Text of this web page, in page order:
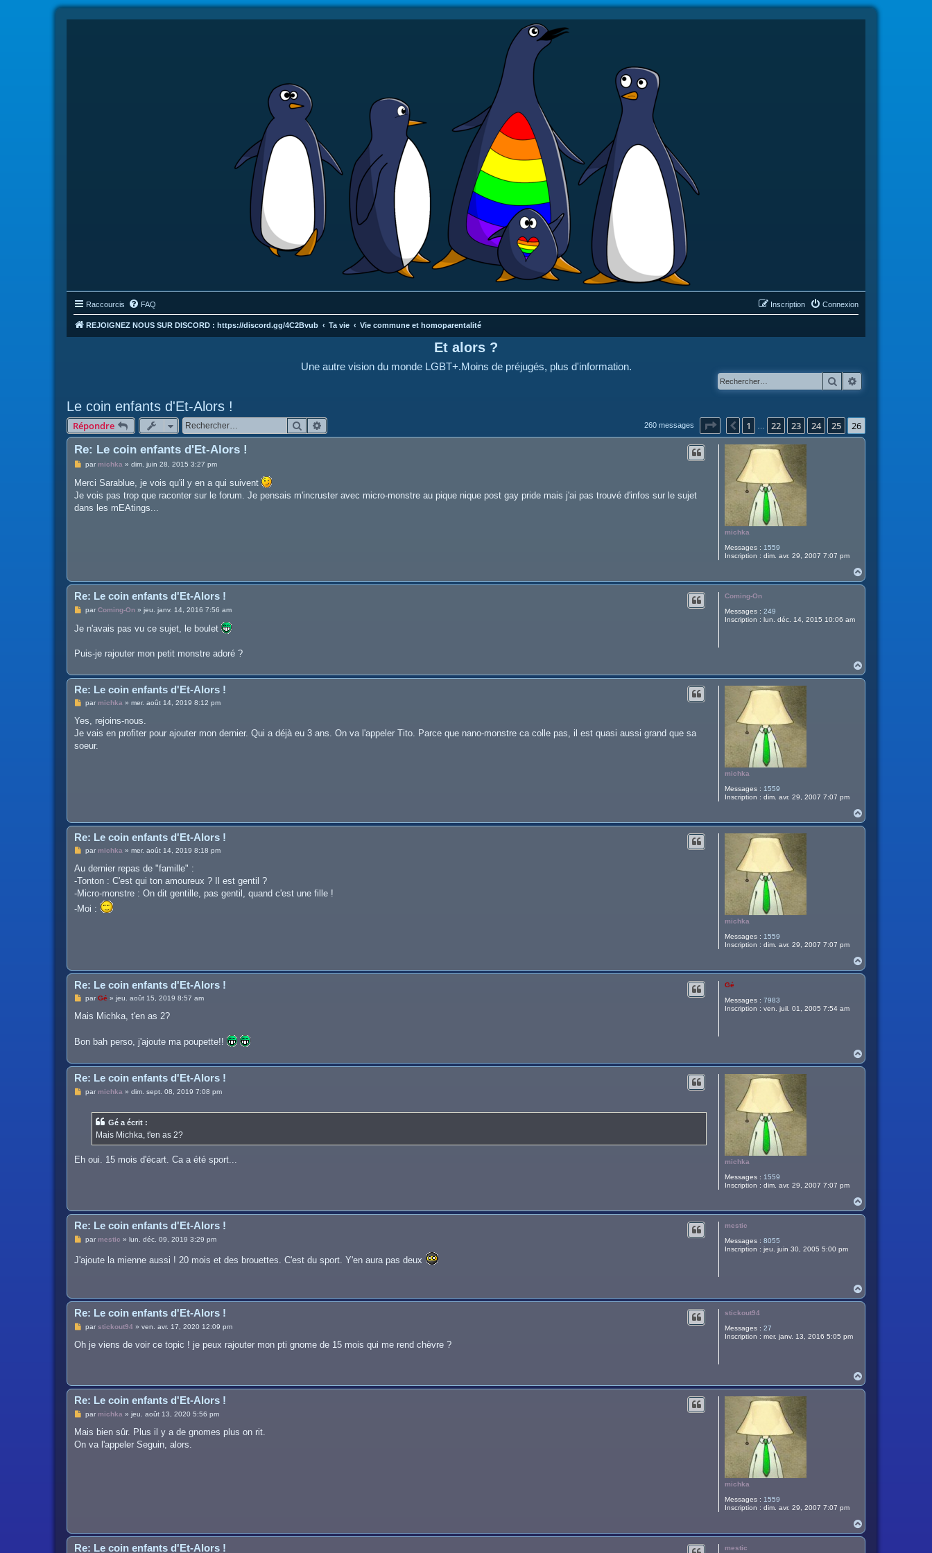
Raccourcis FAQ Connexion
Inscription
REJOIGNEZ NOUS SUR DISCORD : https://discord.gg/4C2Bvub Ta vie Vie commune et homoparentalité
Et alors ?
Une autre vision du monde LGBT+.Moins de préjugés, plus d'information.
Rechercher
Le coin enfants d'Et-Alors !
Répondre Rechercher 260 messages Page 26 sur 26
Précédent
1 22 23 24 25 26
michka
Messages : 1559
Inscription : dim. avr. 29, 2007 7:07 pm
Re: Le coin enfants d'Et-Alors !
M
s
s
a
g
e
par michka » dim. juin 28, 2015 3:27 pm
Merci Sarablue, je vois qu'il y en a qui suivent
Je vois pas trop que raconter sur le forum. Je pensais m'incruster avec micro-monstre au pique nique post gay pride mais j'ai pas trouvé d'infos sur le sujet
dans les mEAtings...
a
u
Coming-On
Messages : 249
Inscription : lun. déc. 14, 2015 10:06 am
Re: Le coin enfants d'Et-Alors !
M
s
s
g
e
par Coming-On» jeu. janv. 14, 2016 7:56 am
Je n'avais pas vu ce sujet, le boulet
Puis-je rajouter mon petit monstre adoré ?
a
u
michka
Messages : 1559
Inscription : dim. avr. 29, 2007 7:07 pm
Re: Le coin enfants d'Et-Alors !
M
s
a
g
par michka » mer. août 14, 2019 8:12 pm
Yes, rejoins-nous.
Je vais en profiter pour ajouter mon dernier. Qui a déjà eu 3 ans. On va l'appeler Tito. Parce que nano-monstre ca colle pas, il est quasi aussi grand que sa
soeur.
a
u
michka
Messages : 1559
Inscription : dim. avr. 29, 2007 7:07 pm
Re: Le coin enfants d'Et-Alors !
M
s
a
g
par michka » mer. août 14, 2019 8:18 pm
Au dernier repas de "famille" :
-Tonton : C'est qui ton amoureux ? Il est gentil ?
-Micro-monstre : On dit gentille, pas gentil, quand c'est une fille !
-Moi :
a
u
Gé
Messages : 7983
Inscription : ven. juil. 01, 2005 7:54 am
Re: Le coin enfants d'Et-Alors !
M
s
g
e
par Gé » jeu. août 15, 2019 8:57 am
Mais Michka, t'en as 2?
Bon bah perso, j'ajoute ma poupette!!
a
u
michka
Messages : 1559
Inscription : dim. avr. 29, 2007 7:07 pm
Re: Le coin enfants d'Et-Alors !
Mpar michka » dim. sept. 08, 2019 7:08 pm
Gé a écrit :
Mais Michka, t'en as 2?
Eh oui. 15 mois d'écart. Ca a été sport...
a
u
mestic
Messages : 8055
Inscription : jeu. juin 30, 2005 5:00 pm
Re: Le coin enfants d'Et-Alors !
M
s
par mestic » lun. déc. 09, 2019 3:29 pm
J'ajoute la mienne aussi ! 20 mois et des brouettes. C'est du sport. Y'en aura pas deux
a
u
stickout94
Messages : 27
Inscription : mer. janv. 13, 2016 5:05 pm
Re: Le coin enfants d'Et-Alors !
M
s
par stickout94» ven. avr. 17, 2020 12:09 pm
Oh je viens de voir ce topic ! je peux rajouter mon pti gnome de 15 mois qui me rend chèvre ?
a
u
michka
Messages : 1559
Inscription : dim. avr. 29, 2007 7:07 pm
Re: Le coin enfants d'Et-Alors !
M
s
a
par michka » jeu. août 13, 2020 5:56 pm
Mais bien sûr. Plus il y a de gnomes plus on rit.
On va l'appeler Seguin, alors.
a
u
mestic
Re: Le coin enfants d'Et-Alors !